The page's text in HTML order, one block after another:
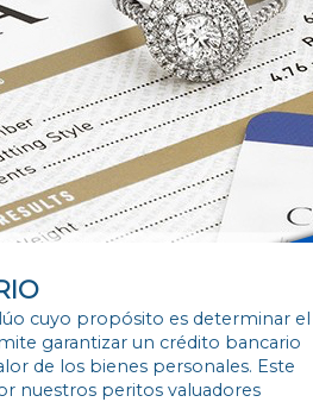
cuyo propósito es determinar el
garantizar un crédito bancario
de los bienes personales. Este
nuestros peritos valuadores